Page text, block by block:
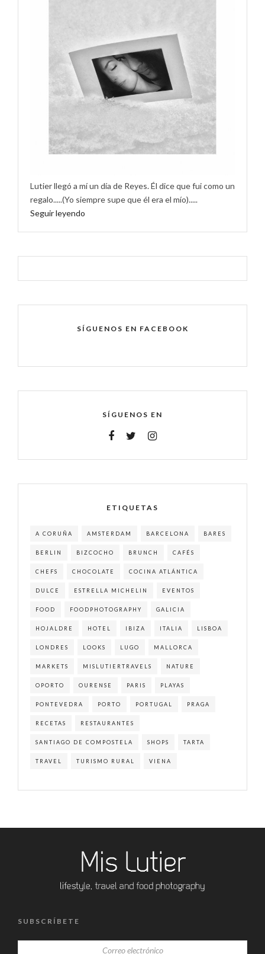
Lutier llegó a mí un día de Reyes. Él dice que fui como un
regalo.....(Yo siempre supe que él era el mío).....
Seguir leyendo
SÍGUENOS EN FACEBOOK
SÍGUENOS EN
ETIQUETAS
A CORUÑA AMSTERDAM BARCELONA BARES
BERLIN BIZCOCHO BRUNCH CAFÉS
CHEFS CHOCOLATE COCINA ATLÁNTICA
DULCE ESTRELLA MICHELIN EVENTOS
FOOD FOODPHOTOGRAPHY GALICIA
HOJALDRE HOTEL IBIZA ITALIA LISBOA
LONDRES LOOKS LUGO MALLORCA
MARKETS MISLUTIERTRAVELS NATURE
OPORTO OURENSE PARIS PLAYAS
PONTEVEDRA PORTO PORTUGAL PRAGA
RECETAS RESTAURANTES
SANTIAGO DE COMPOSTELA SHOPS TARTA
TRAVEL TURISMO RURAL VIENA
SUBSCRÍBETE